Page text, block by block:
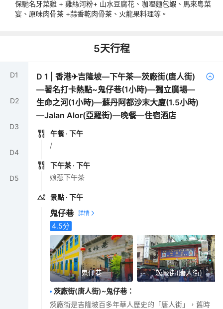
保馳名牙菜雞 + 雞絲河粉+ 山水豆腐花、咖哩麵包蝦、馬來粵菜
宴、原味肉骨茶 +蒜香乾肉骨茶、火龍果料理等。
5天行程
D1
D2
D3
D4
D5
D1 |香港✈吉隆坡—下午茶—茨廠街(唐人街)
—著名打卡熱點~鬼仔巷(1小時)—獨立廣場—
生命之河(1小時)—蘇丹阿都沙末大廈(1.5小時)
—Jalan Alor(亞羅街)—晚餐—住宿酒店
午餐 · 下午
/
下午茶 · 下午
娘惹下午茶
景點 · 下午
鬼仔巷
4.5分
鬼仔巷 茨廠街(唐人街)
茨廠街(唐人街)~鬼仔巷 ：
茨廠街是吉隆坡百多年華人歷史的「唐人街」，舊時